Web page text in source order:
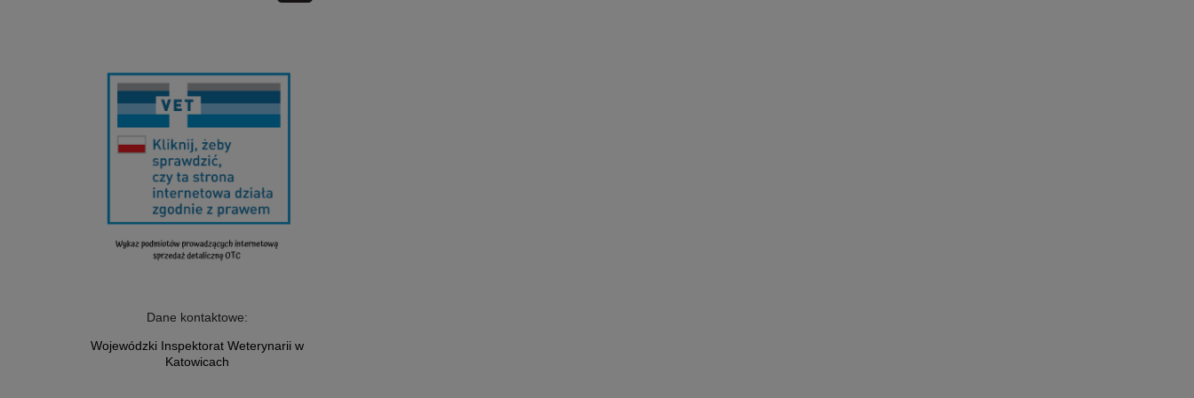
Dane kontaktowe:
Wojewódzki Inspektorat Weterynarii w
Katowicach